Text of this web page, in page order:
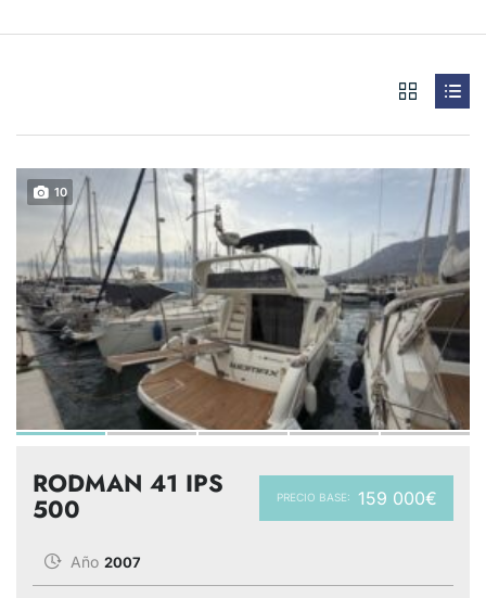
10
PRECIO BASE: 159 000€
RODMAN 41 IPS
500
Año 2007